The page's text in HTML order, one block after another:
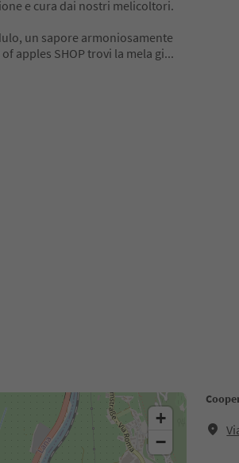
e cura dai nostri melicoltori.
un sapore armoniosamente
apples SHOP trovi la mela gi...
+
−